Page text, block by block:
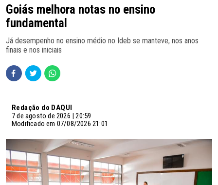
Goiás melhora notas no ensino
fundamental
Já desempenho no ensino médio no Ideb se manteve, nos anos
finais e nos iniciais
Redação do DAQUI
7 de agosto de 2026 | 20:59
Modificado em 07/08/2026 21:01